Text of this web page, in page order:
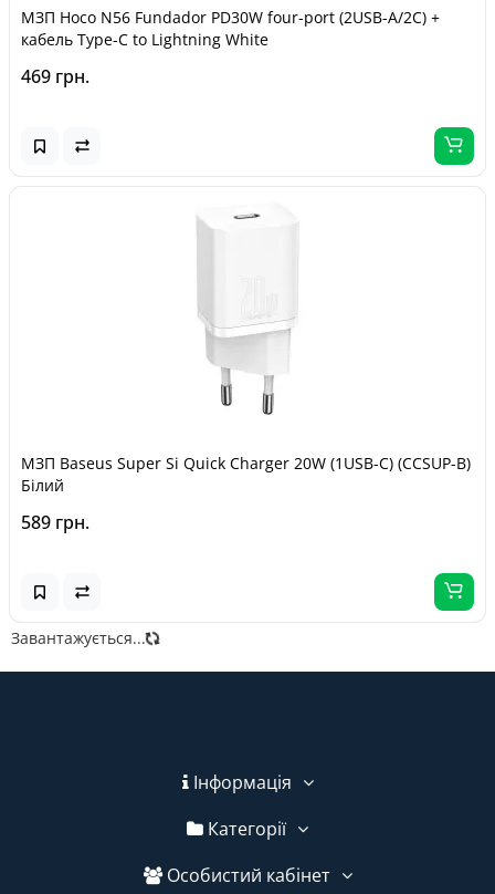
МЗП Hoco N56 Fundador PD30W four-port (2USB-A/2C) +
кабель Type-C to Lightning White
469 грн.
МЗП Baseus Super Si Quick Charger 20W (1USB-C) (CCSUP-B)
Білий
589 грн.
Завантажується...
Інформація
Категорії
Особистий кабінет